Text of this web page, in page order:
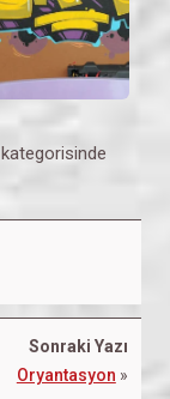
kategorisinde
Sonraki Yazı
Oryantasyon »